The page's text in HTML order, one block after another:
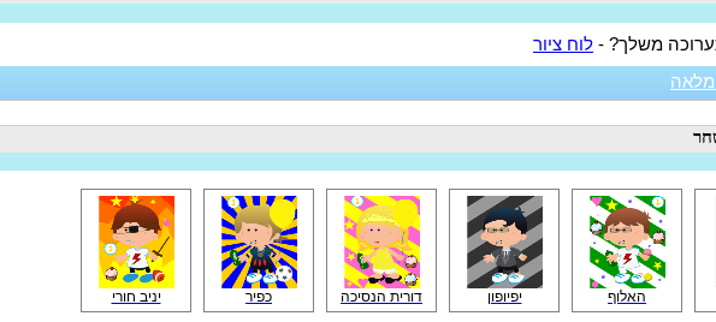
משלך? - לוח ציור
האלוף יפיופון דורית הנסיכה כפיר יניב חורי